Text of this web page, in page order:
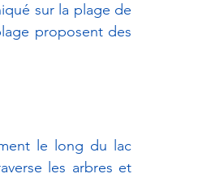
sur la plage de
proposent des
le long du lac
les arbres et